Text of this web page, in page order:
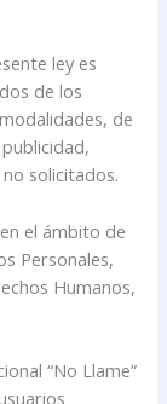
ley es
de los
de
solicitados.
el ámbito de
Personales,
Humanos,
“No Llame”